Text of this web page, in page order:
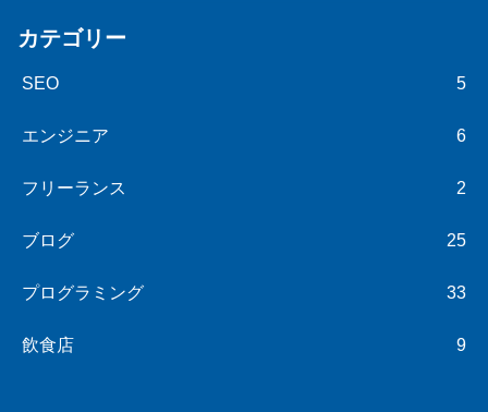
カテゴリー
SEO 5
エンジニア 6
フリーランス 2
ブログ 25
プログラミング 33
飲食店 9